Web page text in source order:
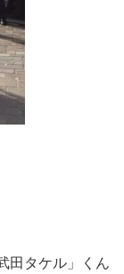
田タケル」くん